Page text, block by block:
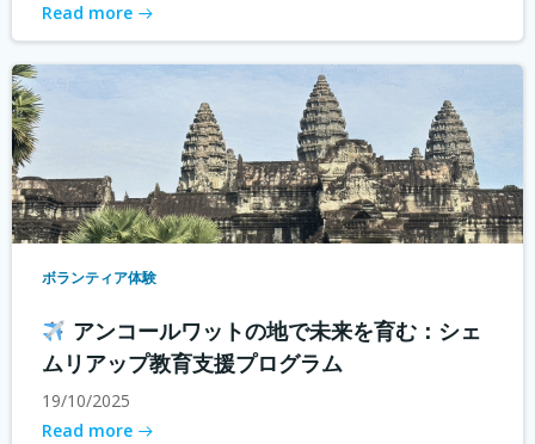
Read more
ボランティア体験
アンコールワットの地で未来を育む：シェ
ムリアップ教育支援プログラム
19/10/2025
Read more